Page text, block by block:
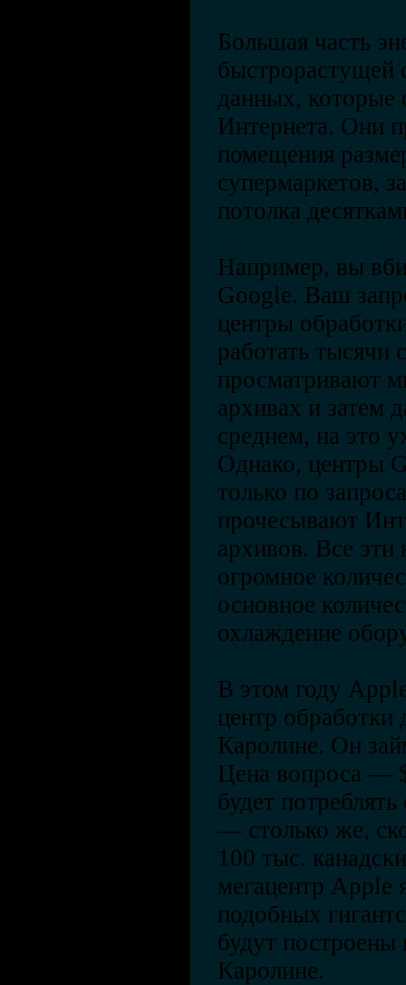
Большая часть
быстрорастущей
данных,
Интернета. Они
помещения
супермаркетов,
потолка
Например, вы
Google. Ваш
центры
работать
просматривают
архивах и затем
среднем, на это
Однако, центры
только по
прочесывают
архивов. Все
огромное
основное
охлаждение
В этом году
центр
Каролине. Он
Цена вопроса —
будет
— столько же,
100 тыс.
мегацентр Apple
подобных
будут построены
Каролине.